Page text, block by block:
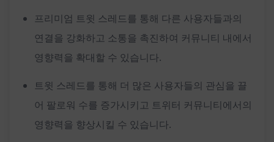
프리미엄 트윗 스레드를 통해 다른 사용자들과의
연결을 강화하고 소통을 촉진하여 커뮤니티 내에서
영향력을 확대할 수 있습니다.
트윗 스레드를 통해 더 많은 사용자들의 관심을 끌
어 팔로워 수를 증가시키고 트위터 커뮤니티에서의
영향력을 향상시킬 수 있습니다.